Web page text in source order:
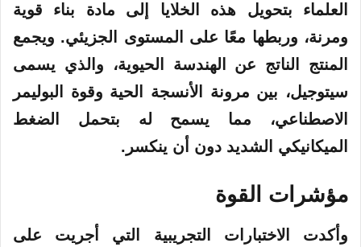
العلماء بتحويل هذه الخلايا إلى مادة بناء قوية
ومرنة، وربطها معًا على المستوى الجزيئي. ويجمع
المنتج الناتج عن الهندسة الحيوية، والذي يسمى
سيتوجيل، بين مرونة الأنسجة الحية وقوة البوليمر
الاصطناعي، مما يسمح له بتحمل الضغط
الميكانيكي الشديد دون أن ينكسر.
مؤشرات القوة
وأكدت الاختبارات التجريبية التي أجريت على